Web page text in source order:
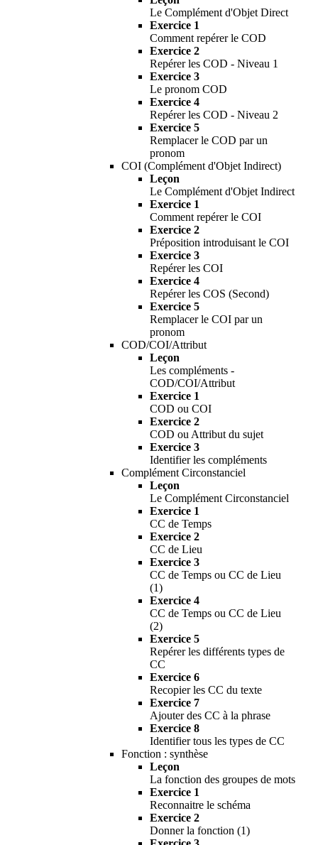
Le Complément d'Objet Direct
Exercice 1
Comment repérer le COD
Exercice 2
Repérer les COD - Niveau 1
Exercice 3
Le pronom COD
Exercice 4
Repérer les COD - Niveau 2
Exercice 5
Remplacer le COD par un
pronom
COI (Complément d'Objet Indirect)
Leçon
Le Complément d'Objet Indirect
Exercice 1
Comment repérer le COI
Exercice 2
Préposition introduisant le COI
Exercice 3
Repérer les COI
Exercice 4
Repérer les COS (Second)
Exercice 5
Remplacer le COI par un
pronom
COD/COI/Attribut
Leçon
Les compléments -
COD/COI/Attribut
Exercice 1
COD ou COI
Exercice 2
COD ou Attribut du sujet
Exercice 3
Identifier les compléments
Complément Circonstanciel
Leçon
Le Complément Circonstanciel
Exercice 1
CC de Temps
Exercice 2
CC de Lieu
Exercice 3
CC de Temps ou CC de Lieu
(1)
Exercice 4
CC de Temps ou CC de Lieu
(2)
Exercice 5
Repérer les différents types de
CC
Exercice 6
Recopier les CC du texte
Exercice 7
Ajouter des CC à la phrase
Exercice 8
Identifier tous les types de CC
Fonction : synthèse
Leçon
La fonction des groupes de mots
Exercice 1
Reconnaitre le schéma
Exercice 2
Donner la fonction (1)